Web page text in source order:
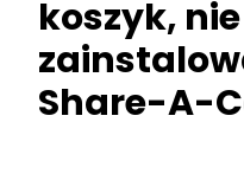
koszyk,
Share-A-